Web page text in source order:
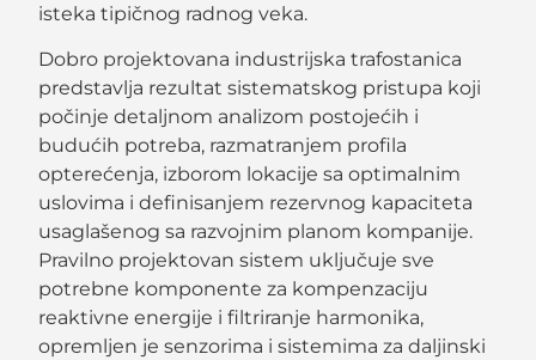
isteka tipičnog radnog veka.
Dobro projektovana industrijska trafostanica
predstavlja rezultat sistematskog pristupa koji
počinje detaljnom analizom postojećih i
budućih potreba, razmatranjem profila
opterećenja, izborom lokacije sa optimalnim
uslovima i definisanjem rezervnog kapaciteta
usaglašenog sa razvojnim planom kompanije.
Pravilno projektovan sistem uključuje sve
potrebne komponente za kompenzaciju
reaktivne energije i filtriranje harmonika,
opremljen je senzorima i sistemima za daljinski